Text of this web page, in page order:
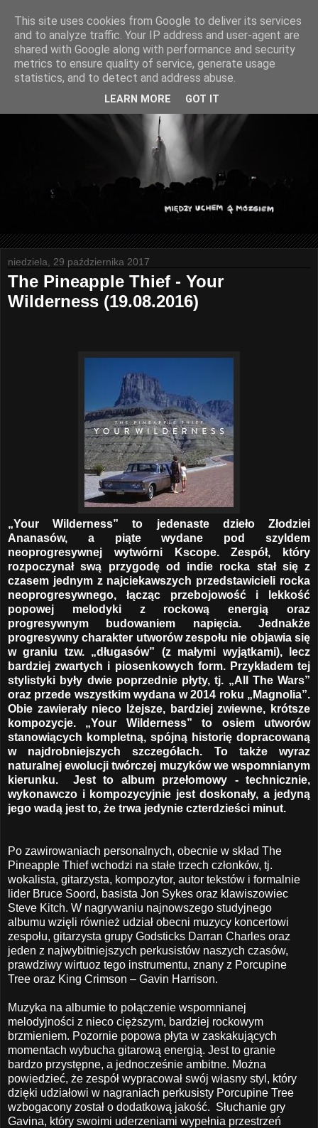
niedziela, 29 października 2017
The Pineapple Thief - Your
Wilderness (19.08.2016)
„Your Wilderness” to jedenaste dzieło Złodziei
Ananasów, a piąte wydane pod szyldem
neoprogresywnej wytwórni Kscope. Zespół, który
rozpoczynał swą przygodę od indie rocka stał się z
czasem jednym z najciekawszych przedstawicieli rocka
neoprogresywnego, łącząc przebojowość i lekkość
popowej melodyki z rockową energią oraz
progresywnym budowaniem napięcia. Jednakże
progresywny charakter utworów zespołu nie objawia się
w graniu tzw. „długasów” (z małymi wyjątkami), lecz
bardziej zwartych i piosenkowych form. Przykładem tej
stylistyki były dwie poprzednie płyty, tj. „All The Wars”
oraz przede wszystkim wydana w 2014 roku „Magnolia”.
Obie zawierały nieco lżejsze, bardziej zwiewne, krótsze
kompozycje. „Your Wilderness” to osiem utworów
stanowiących kompletną, spójną historię dopracowaną
w najdrobniejszych szczegółach. To także wyraz
naturalnej ewolucji twórczej muzyków we wspomnianym
kierunku.
Jest to album przełomowy - technicznie,
wykonawczo i kompozycyjnie jest doskonały, a jedyną
jego wadą jest to, że trwa jedynie czterdzieści minut.
Po zawirowaniach personalnych, obecnie w skład The
Pineapple Thief wchodzi na stałe trzech członków, tj.
wokalista, gitarzysta, kompozytor, autor tekstów i formalnie
lider Bruce Soord, basista Jon Sykes oraz klawiszowiec
Steve Kitch. W nagrywaniu najnowszego studyjnego
albumu wzięli również udział obecni muzycy koncertowi
zespołu, gitarzysta grupy Godsticks Darran Charles oraz
jeden z najwybitniejszych perkusistów naszych czasów,
prawdziwy wirtuoz tego instrumentu, znany z Porcupine
Tree oraz King Crimson – Gavin Harrison.
Muzyka na albumie to połączenie wspomnianej
melodyjności z nieco cięższym, bardziej rockowym
brzmieniem. Pozornie popowa płyta w zaskakujących
momentach wybucha gitarową energią. Jest to granie
bardzo przystępne, a jednocześnie ambitne. Można
powiedzieć, że zespół wypracował swój własny styl, który
dzięki udziałowi w nagraniach perkusisty Porcupine Tree
wzbogacony został o dodatkową jakość. Słuchanie gry
Gavina, który swoimi uderzeniami wypełnia przestrzeń
This site uses cookies from Google to deliver its services
and to analyze traffic. Your IP address and user-agent are
shared with Google along with performance and security
metrics to ensure quality of service, generate usage
statistics, and to detect and address abuse.
LEARN MORE GOT IT